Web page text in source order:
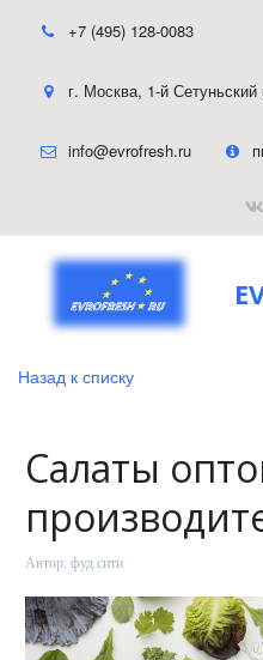
+7 (495) 128-0083
г. Москва, 1-й
info@evrofresh.ru
Назад к списку
Салаты
Автор: фуд сити